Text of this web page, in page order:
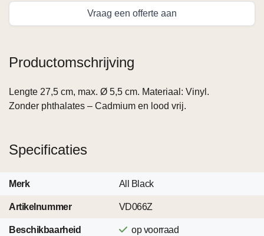
Vraag een offerte aan
Productomschrijving
Lengte 27,5 cm, max. Ø 5,5 cm. Materiaal: Vinyl.
Zonder phthalates – Cadmium en lood vrij.
Specificaties
Merk All Black
Artikelnummer VD066Z
Beschikbaarheid op voorraad